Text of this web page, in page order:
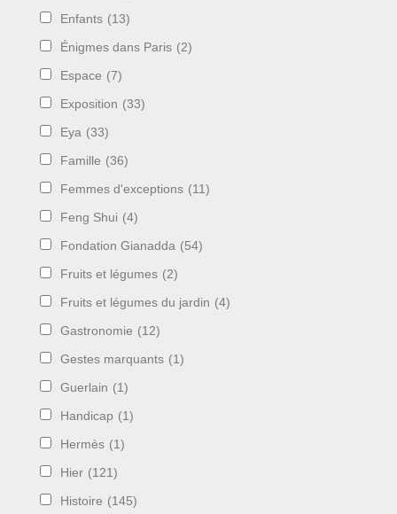
Enfants (13)
Énigmes dans Paris (2)
Espace (7)
Exposition (33)
Eya (33)
Famille (36)
Femmes d'exceptions (11)
Feng Shui (4)
Fondation Gianadda (54)
Fruits et légumes (2)
Fruits et légumes du jardin (4)
Gastronomie (12)
Gestes marquants (1)
Guerlain (1)
Handicap (1)
Hermès (1)
Hier (121)
Histoire (145)